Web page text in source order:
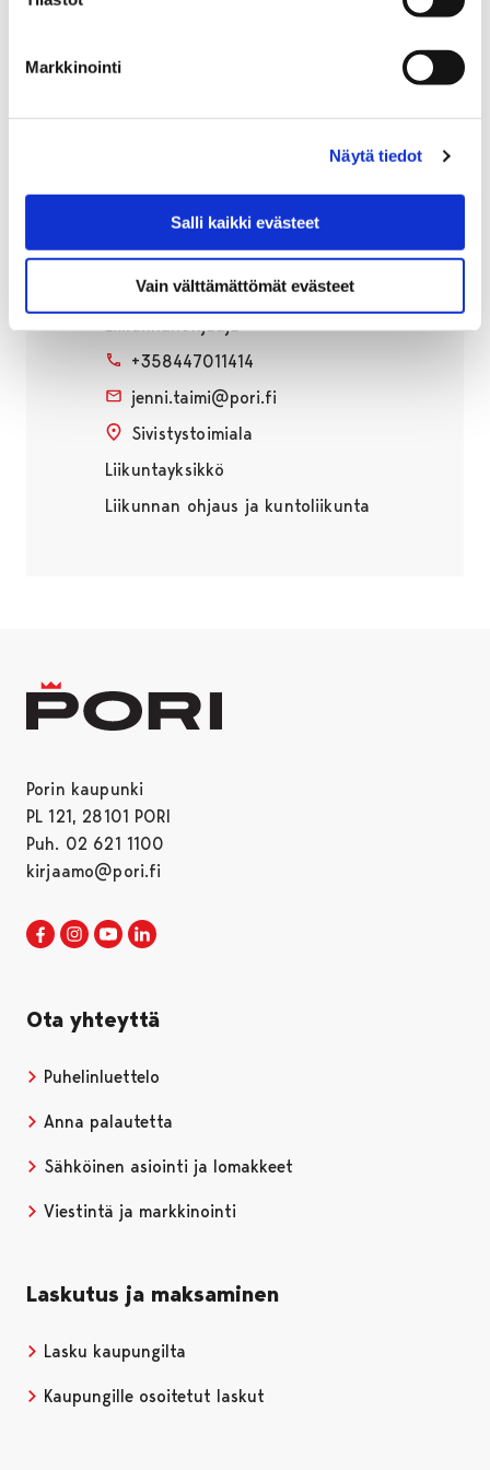
Markkinointi
Näytä tiedot
Salli kaikki evästeet
Vain välttämättömät evästeet
Maauimalassa hyppyvuoro lauantaisin klo 14-16, jolloin
vedetään sivuun.
Maauimalan ryhmien kuvaukset
Jenni Taimi
+358447011414
jenni.taimi@pori.fi
Sivistystoimiala
Liikuntayksikkö
Liikunnan ohjaus ja kuntoliikunta
Porin kaupunki
PL 121, 28101 PORI
Puh. 02 621 1100
kirjaamo@pori.fi
Porin kaupunki Facebookissa
Avautuu uudessa välilehdessä
Porin kaupunki Instagramissa
Avautuu uudessa välilehdessä
Porin kaupunki Youtubessa
Avautuu uudessa välilehdessä
Ota yhteyttä
Puhelinluettelo
Anna palautetta
Sähköinen asiointi ja lomakkeet
Viestintä ja markkinointi
Laskutus ja maksaminen
Lasku kaupungilta
Kaupungille osoitetut laskut